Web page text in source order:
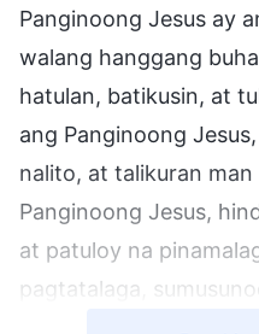
Panginoong Jesus ay
walang hanggang
hatulan, batikusin, at
ang Panginoong
nalito, at talikuran
Panginoong Jesus,
at patuloy na
pagtatalaga,